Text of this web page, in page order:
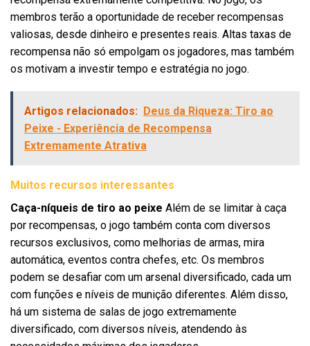
membros terão a oportunidade de receber recompensas
valiosas, desde dinheiro e presentes reais. Altas taxas de
recompensa não só empolgam os jogadores, mas também
os motivam a investir tempo e estratégia no jogo.
Artigos relacionados: Deus da Riqueza: Tiro ao
Peixe - Experiência de Recompensa
Extremamente Atrativa
Muitos recursos interessantes
Caça-níqueis de tiro ao peixe Além de se limitar à caça
por recompensas, o jogo também conta com diversos
recursos exclusivos, como melhorias de armas, mira
automática, eventos contra chefes, etc. Os membros
podem se desafiar com um arsenal diversificado, cada um
com funções e níveis de munição diferentes. Além disso,
há um sistema de salas de jogo extremamente
diversificado, com diversos níveis, atendendo às